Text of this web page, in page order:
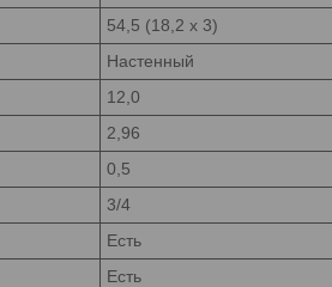
54,5 (18,2 x 3)
Настенный
12,0
2,96
0,5
3/4
Есть
Есть